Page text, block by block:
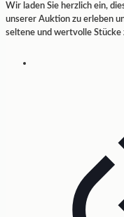
Wir laden Sie herzlich ein,
unserer Auktion zu erleben
seltene und wertvolle Stücke